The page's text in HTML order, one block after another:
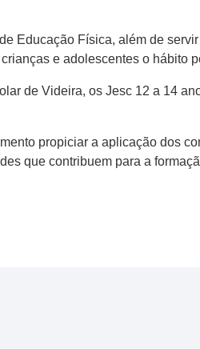
Educação Física, além de
e adolescentes o hábito
de Videira, os Jesc 12 a 14
propiciar a aplicação dos
que contribuem para a